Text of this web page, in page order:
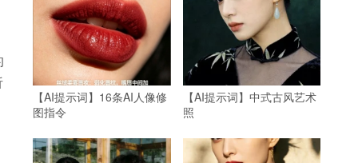
【AI提示词】16条AI人像修
图指令
【AI提示词】中式古风艺术
照